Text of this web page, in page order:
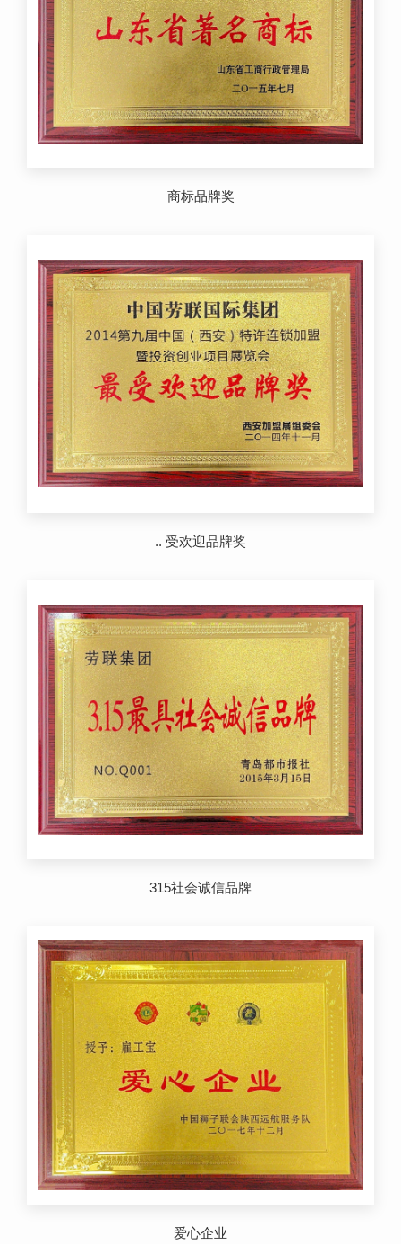
商标品牌奖
.. 受欢迎品牌奖
315社会诚信品牌
爱心企业